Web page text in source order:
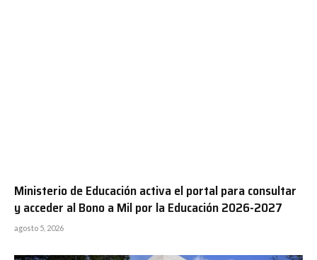
Ministerio de Educación activa el portal para consultar
y acceder al Bono a Mil por la Educación 2026-2027
agosto 5, 2026